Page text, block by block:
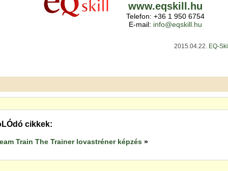
www.eqskill.hu
Telefon: +36 1 950 6754
E-mail: info@eqskill.hu
2015.04.22. EQ-Skill
cikkek:
Train The Trainer lovastréner képzés»